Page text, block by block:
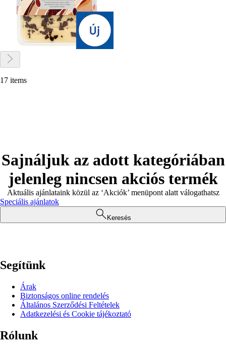
17 items
Sajnáljuk az adott kategóriában
jelenleg nincsen akciós termék
Aktuális ajánlataink közül az ‘Akciók’ menüpont alatt válogathatsz
Speciális ajánlatok
Keresés
Segítünk
Árak
Biztonságos online rendelés
Általános Szerződési Feltételek
Adatkezelési és Cookie tájékoztató
Rólunk